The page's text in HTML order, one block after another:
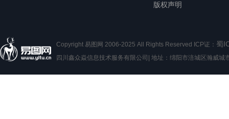
版权声明
Copyright 易图网 2006-2025 All Rights Reserved ICP证： 蜀
四川鑫众焱信息技术服务有限公司| 地址：绵阳市涪城区瀚威城